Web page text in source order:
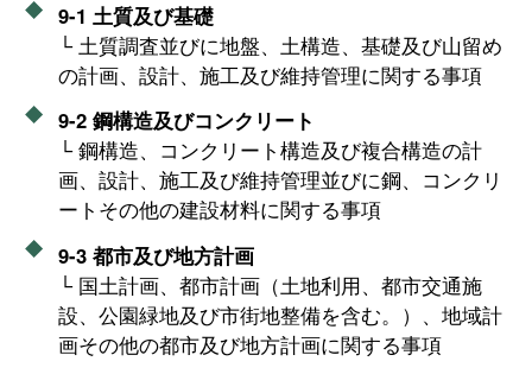
9-1 土質及び基礎
└ 土質調査並びに地盤、土構造、基礎及び山留め
の計画、設計、施工及び維持管理に関する事項
9-2 鋼構造及びコンクリート
└ 鋼構造、コンクリート構造及び複合構造の計
画、設計、施工及び維持管理並びに鋼、コンクリ
ートその他の建設材料に関する事項
9-3 都市及び地方計画
└ 国土計画、都市計画（土地利用、都市交通施
設、公園緑地及び市街地整備を含む。）、地域計
画その他の都市及び地方計画に関する事項